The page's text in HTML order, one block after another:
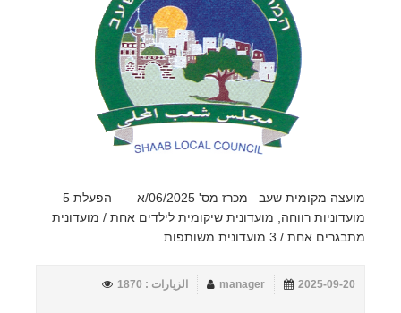
מועצה מקומית שעב מכרז מס' 06/2025/א הפעלת 5
מועדוניות רווחה, מועדונית שיקומית לילדים אחת / מועדונית
מתבגרים אחת / 3 מועדונית משותפות
2025-09-20
manager الزيارات : 1870